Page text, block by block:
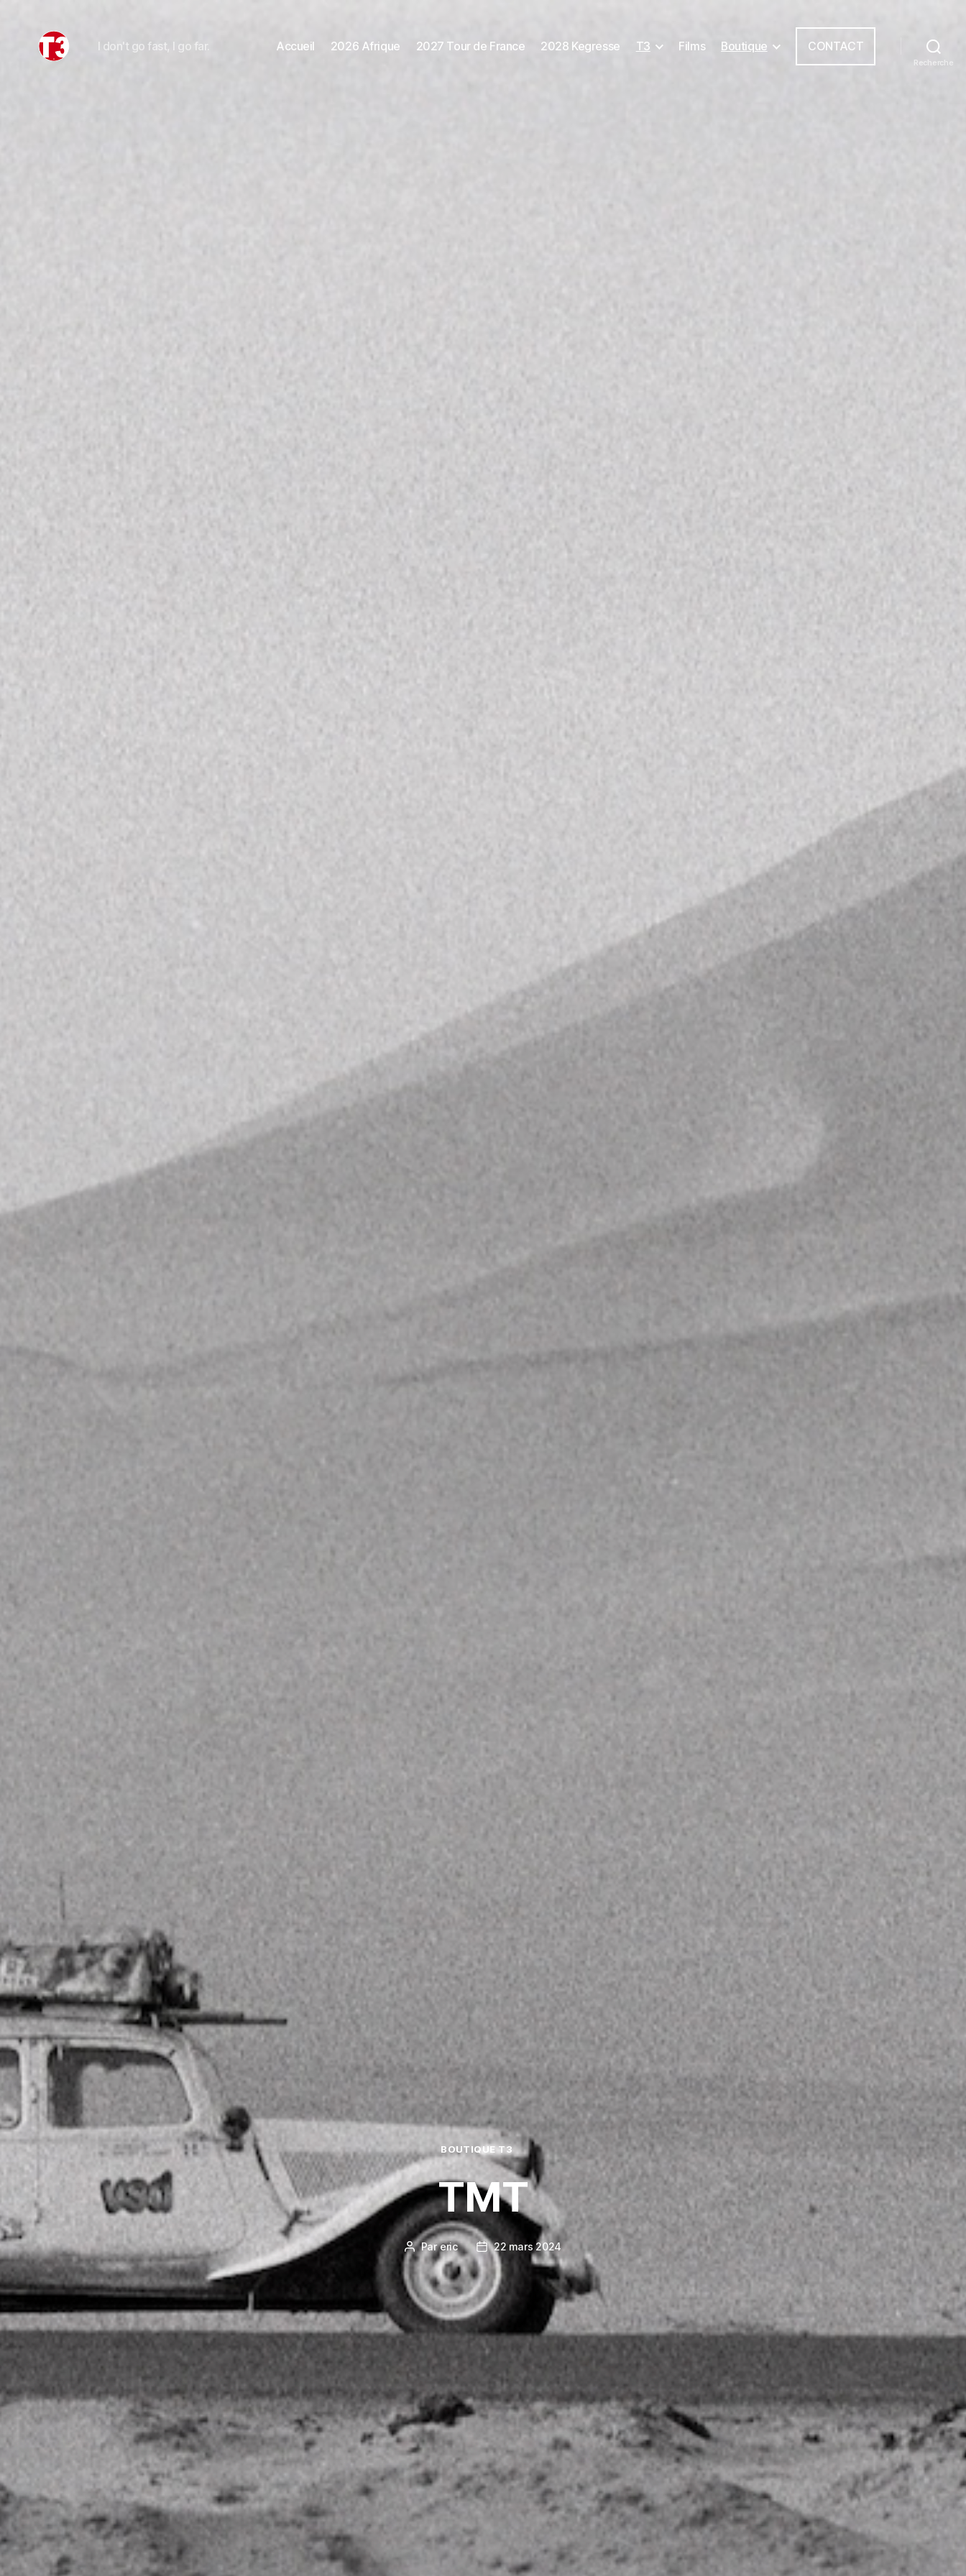
I don't go fast, I go far. Accueil 2026 Afrique 2027 Tour de France 2028 Kegresse T3 Films Boutique CONTACT
Recherche
Catégories
BOUTIQUE T3
TMT
Auteur
de
l’article
Pareric
Date
de
l’article
22 mars 2024